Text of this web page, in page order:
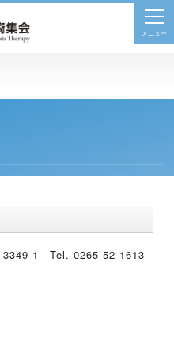
3349-1 Tel. 0265-52-1613